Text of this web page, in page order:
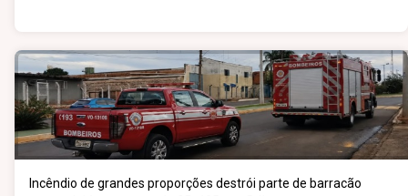
Incêndio de grandes proporções destrói parte de barracão